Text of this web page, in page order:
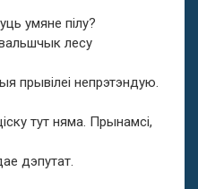
умяне пілу?
лесу
прывілеі непрэтэндую.
тут няма. Прынамсі,
дэпутат.